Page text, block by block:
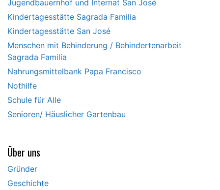
Jugendbauernhof und Internat San José
Kindertagesstätte Sagrada Familia
Kindertagesstätte San José
Menschen mit Behinderung / Behindertenarbeit
Sagrada Familia
Nahrungsmittelbank Papa Francisco
Nothilfe
Schule für Alle
Senioren/ Häuslicher Gartenbau
Über uns
Gründer
Geschichte